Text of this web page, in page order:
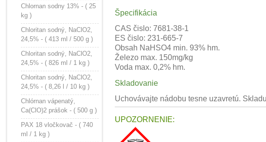
Chlornan sodny 13% - ( 25
kg )
Chloritan sodný, NaClO2,
24,5% - ( 413 ml / 500 g )
Chloritan sodný, NaClO2,
24,5% - ( 826 ml / 1 kg )
Chloritan sodný, NaClO2,
24,5% - ( 8,26 l / 10 kg )
Chlórnan vápenatý,
Ca(ClO)2 prášok - ( 500 g )
PAX 18 vločkovač - ( 740
ml / 1 kg )
Špecifikácia
CAS čislo: 7681-38-1
ES čislo: 231-665-7
Obsah NaHSO4 min. 93% hm.
Železo max. 150mg/kg
Voda max. 0,2% hm.
Skladovanie
Uchovávajte nádobu tesne uzavretú.
UPOZORNENIE: